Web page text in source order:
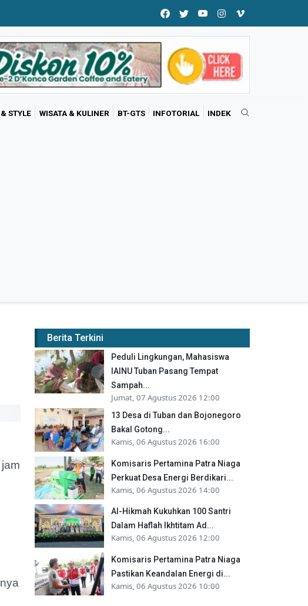
STYLE WISATA & KULINER BT-GTS INFOTORIAL INDEK
Berita Terkini
Peduli Lingkungan, Mahasiswa
IAINU Tuban Pasang Tempat
Sampah...
Jumat, 07 Agustus 2026 12:00
13 Desa di Tuban dan Bojonegoro
Bakal Gotong...
Kamis, 06 Agustus 2026 16:00
Komisaris Pertamina Patra Niaga
Perkuat Desa Energi Berdikari...
Kamis, 06 Agustus 2026 14:00
Al-Hikmah Kukuhkan 100 Santri
Dalam Haflah Ikhtitam Ad...
Kamis, 06 Agustus 2026 12:00
Komisaris Pertamina Patra Niaga
Pastikan Keandalan Energi di...
Kamis, 06 Agustus 2026 10:00